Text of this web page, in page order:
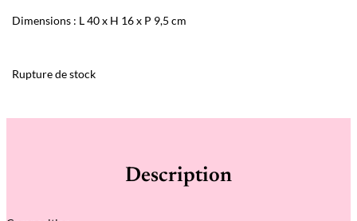
Dimensions : L 40 x H 16 x P 9,5 cm
Rupture de stock
Description